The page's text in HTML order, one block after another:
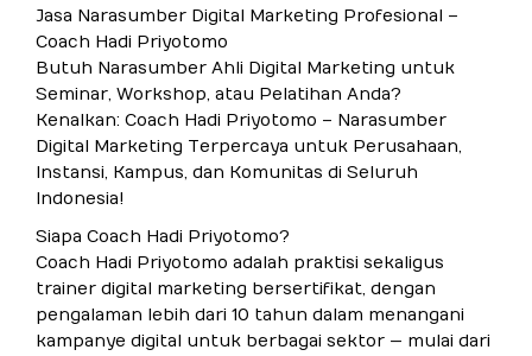
Jasa Narasumber Digital Marketing Profesional –
Coach Hadi Priyotomo
Butuh Narasumber Ahli Digital Marketing untuk
Seminar, Workshop, atau Pelatihan Anda?
Kenalkan: Coach Hadi Priyotomo – Narasumber
Digital Marketing Terpercaya untuk Perusahaan,
Instansi, Kampus, dan Komunitas di Seluruh
Indonesia!
Siapa Coach Hadi Priyotomo?
Coach Hadi Priyotomo adalah praktisi sekaligus
trainer digital marketing bersertifikat, dengan
pengalaman lebih dari 10 tahun dalam menangani
kampanye digital untuk berbagai sektor — mulai dari